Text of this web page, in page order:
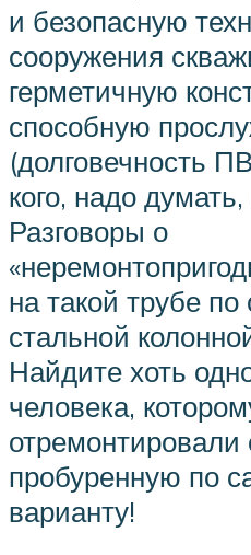
и безопасную
сооружения
герметичную
способную
(долговечность
кого, надо
Разговоры о
на такой трубе
стальной
Найдите хоть
человека,
отремонтировали
пробуренную по
варианту!